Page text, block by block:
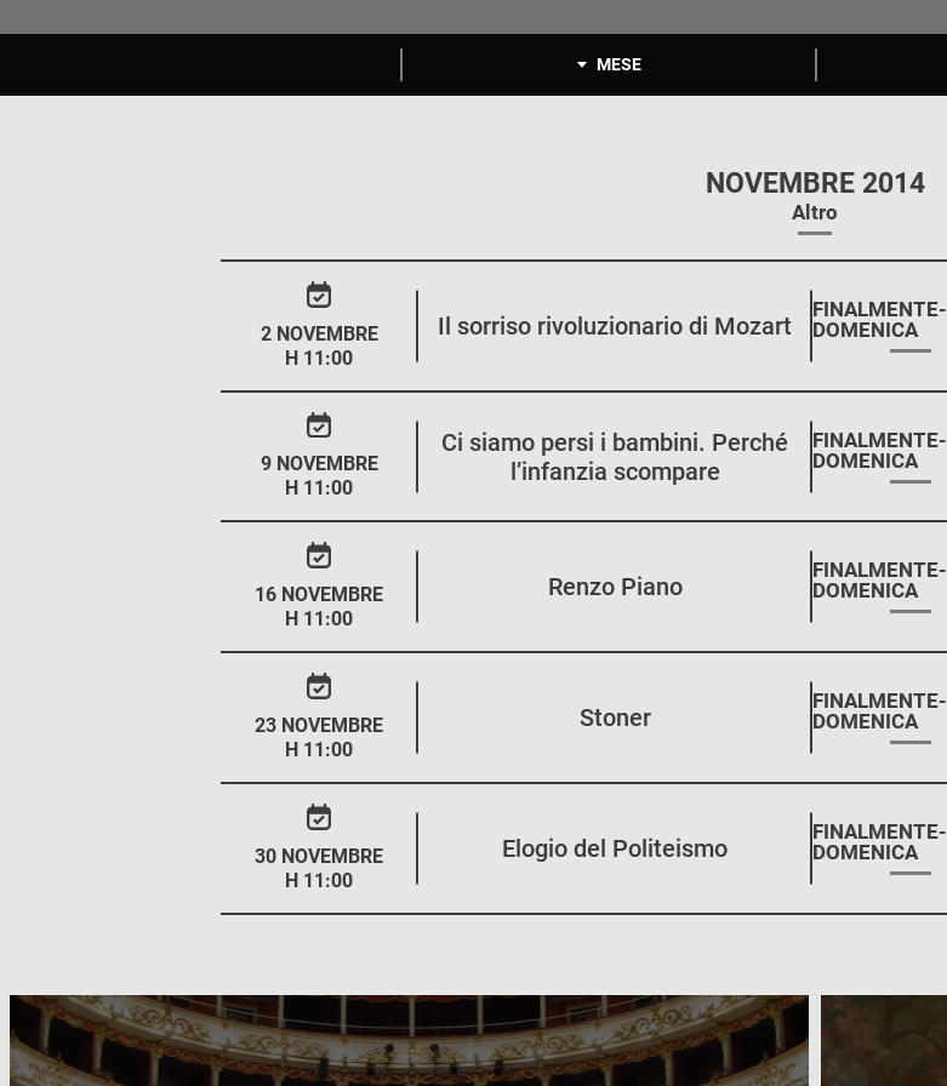
MESE
NOVEMBRE 2014
Altro
2 NOVEMBRE
H 11:00
Il sorriso rivoluzionario di Mozart
STAGIONE:
FINALMENTE-
DOMENICA
9 NOVEMBRE
H 11:00
Ci siamo persi i bambini. Perché
l’infanzia scompare
STAGIONE:
FINALMENTE-
DOMENICA
16 NOVEMBRE
H 11:00
Renzo Piano
STAGIONE:
FINALMENTE-
DOMENICA
23 NOVEMBRE
H 11:00
Stoner
STAGIONE:
FINALMENTE-
DOMENICA
30 NOVEMBRE
H 11:00
Elogio del Politeismo
STAGIONE:
FINALMENTE-
DOMENICA